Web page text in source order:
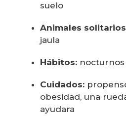
suelo
Animales
jaula
Hábitos: nocturnos
Cuidados:
obesidad, una
ayudara